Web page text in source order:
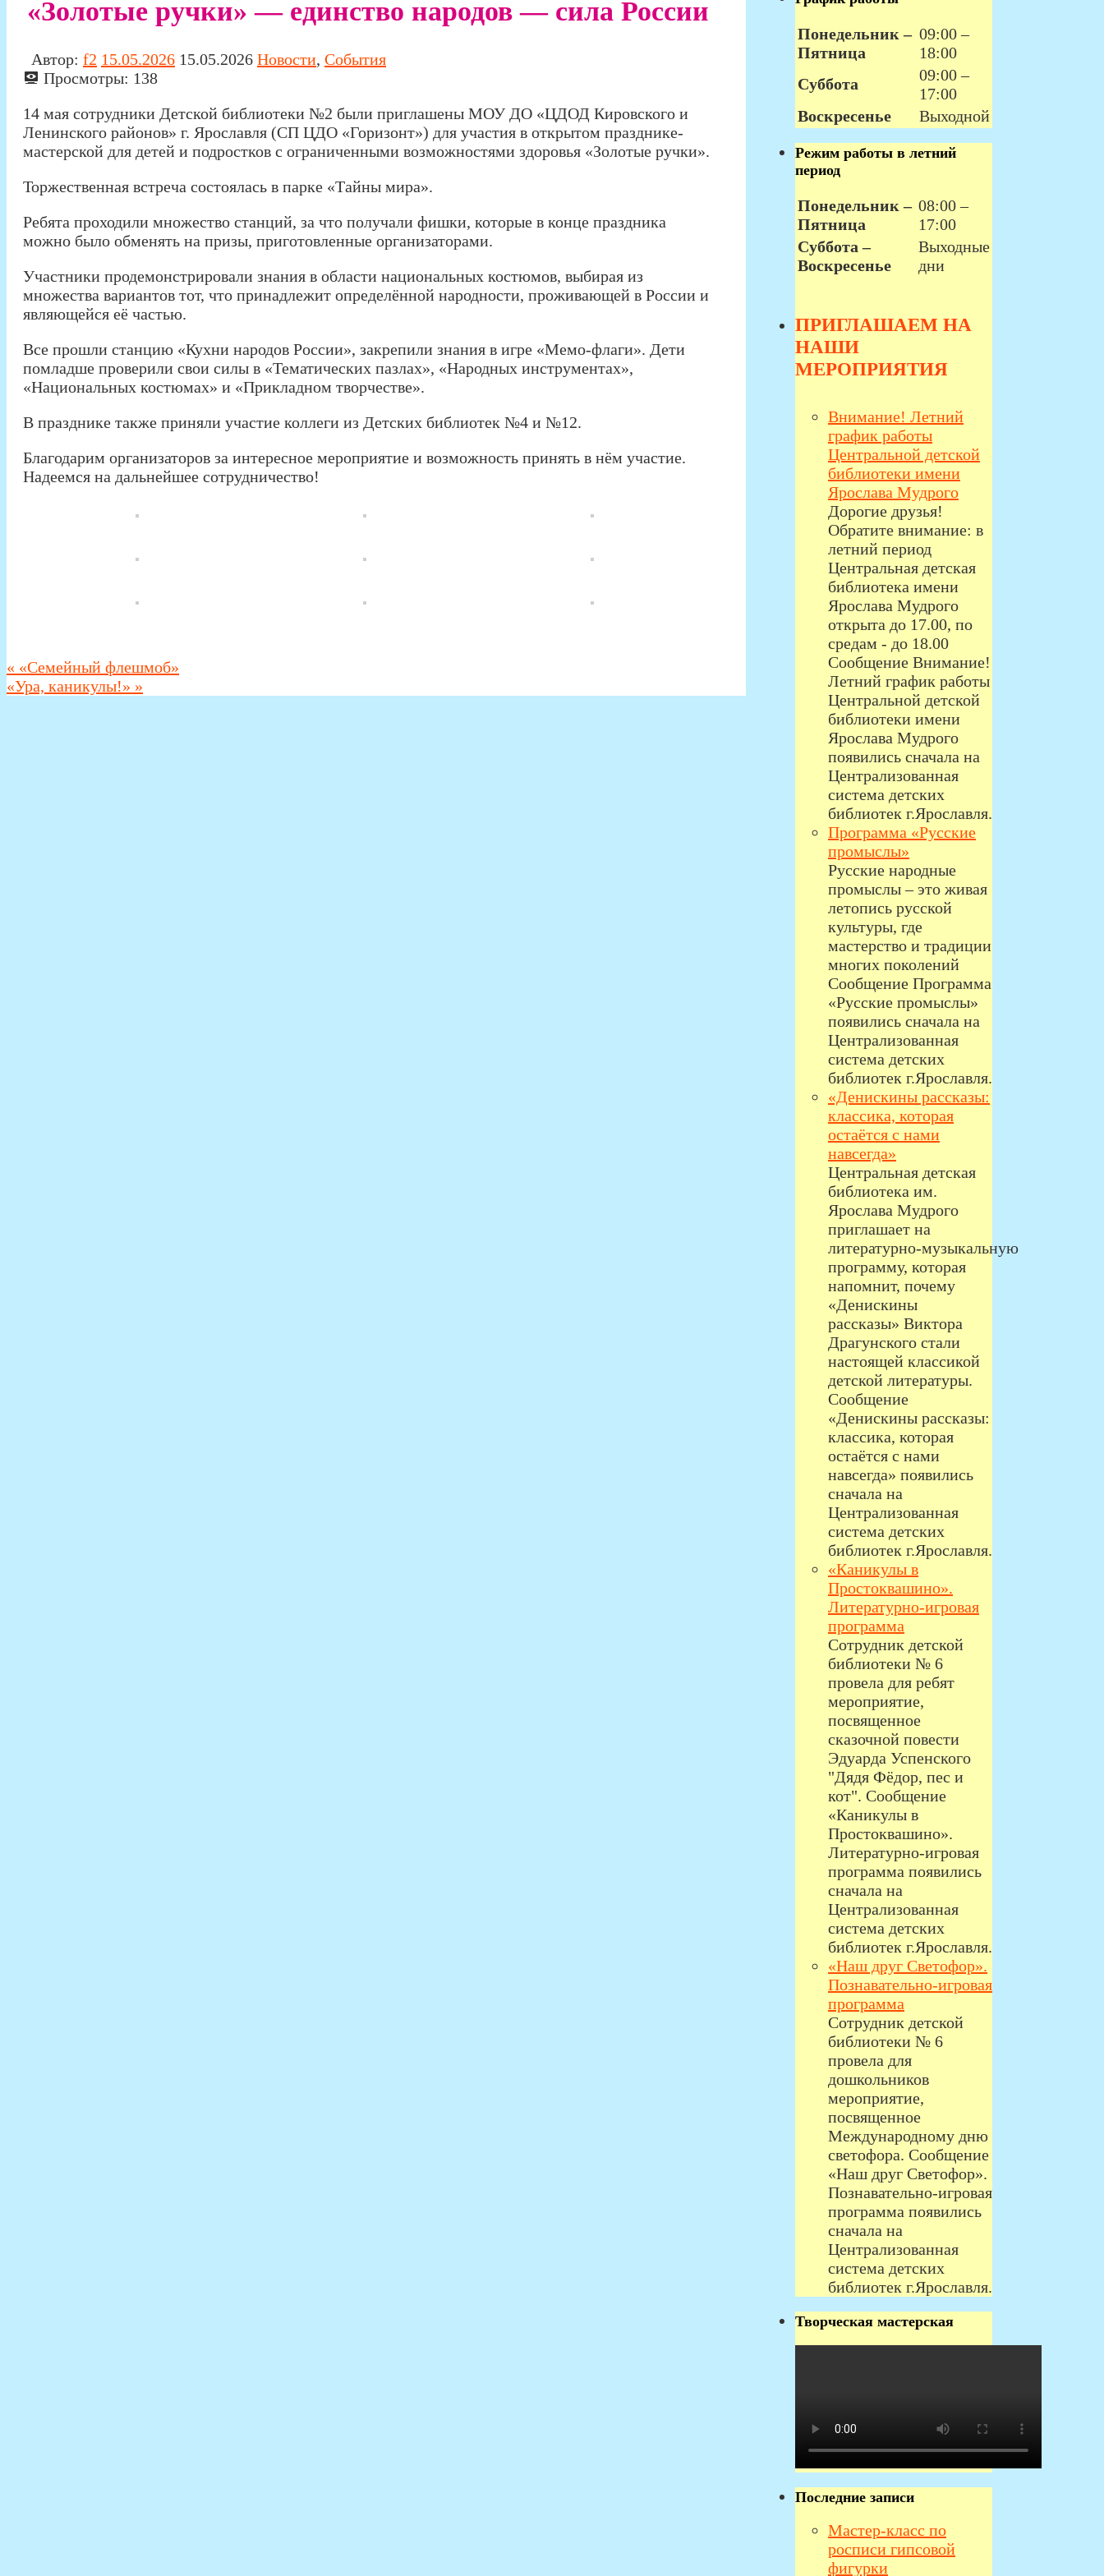
«Золотые ручки» — единство народов — сила России
Автор: f2 15.05.2026 15.05.2026 Новости, События
Просмотры: 138
14 мая сотрудники Детской библиотеки №2 были приглашены МОУ ДО «ЦДОД Кировского и
Ленинского районов» г. Ярославля (СП ЦДО «Горизонт») для участия в открытом празднике-
мастерской для детей и подростков с ограниченными возможностями здоровья «Золотые ручки».
Торжественная встреча состоялась в парке «Тайны мира».
Ребята проходили множество станций, за что получали фишки, которые в конце праздника
можно было обменять на призы, приготовленные организаторами.
Участники продемонстрировали знания в области национальных костюмов, выбирая из
множества вариантов тот, что принадлежит определённой народности, проживающей в России и
являющейся её частью.
Все прошли станцию «Кухни народов России», закрепили знания в игре «Мемо-флаги». Дети
помладше проверили свои силы в «Тематических пазлах», «Народных инструментах»,
«Национальных костюмах» и «Прикладном творчестве».
В празднике также приняли участие коллеги из Детских библиотек №4 и №12.
Благодарим организаторов за интересное мероприятие и возможность принять в нём участие.
Надеемся на дальнейшее сотрудничество!
« «Семейный флешмоб»
«Ура, каникулы!» »
Понедельник –
Пятница
09:00 –
18:00
Суббота
09:00 –
17:00
Воскресенье
Выходной
Режим работы в летний
период
Понедельник –
Пятница
08:00 –
17:00
Суббота –
Воскресенье
Выходные
дни
ПРИГЛАШАЕМ НА
НАШИ
МЕРОПРИЯТИЯ
Внимание! Летний
график работы
Центральной детской
библиотеки имени
Ярослава Мудрого
Дорогие друзья!
Обратите внимание: в
летний период
Центральная детская
библиотека имени
Ярослава Мудрого
открыта до 17.00, по
средам - до 18.00
Сообщение Внимание!
Летний график работы
Центральной детской
библиотеки имени
Ярослава Мудрого
появились сначала на
Централизованная
система детских
библиотек г.Ярославля.
Программа «Русские
промыслы»
Русские народные
промыслы – это живая
летопись русской
культуры, где
мастерство и традиции
многих поколений
Сообщение Программа
«Русские промыслы»
появились сначала на
Централизованная
система детских
библиотек г.Ярославля.
«Денискины рассказы:
классика, которая
остаётся с нами
навсегда»
Центральная детская
библиотека им.
Ярослава Мудрого
приглашает на
литературно‑музыкальную
программу, которая
напомнит, почему
«Денискины
рассказы» Виктора
Драгунского стали
настоящей классикой
детской литературы.
Сообщение
«Денискины рассказы:
классика, которая
остаётся с нами
навсегда» появились
сначала на
Централизованная
система детских
библиотек г.Ярославля.
«Каникулы в
Простоквашино».
Литературно-игровая
программа
Сотрудник детской
библиотеки № 6
провела для ребят
мероприятие,
посвященное
сказочной повести
Эдуарда Успенского
"Дядя Фёдор, пес и
кот". Сообщение
«Каникулы в
Простоквашино».
Литературно-игровая
программа появились
сначала на
Централизованная
система детских
библиотек г.Ярославля.
«Наш друг Светофор».
Познавательно-игровая
программа
Сотрудник детской
библиотеки № 6
провела для
дошкольников
мероприятие,
посвященное
Международному дню
светофора. Сообщение
«Наш друг Светофор».
Познавательно-игровая
программа появились
сначала на
Централизованная
система детских
библиотек г.Ярославля.
Творческая мастерская
Последние записи
Мастер-класс по
росписи гипсовой
фигурки